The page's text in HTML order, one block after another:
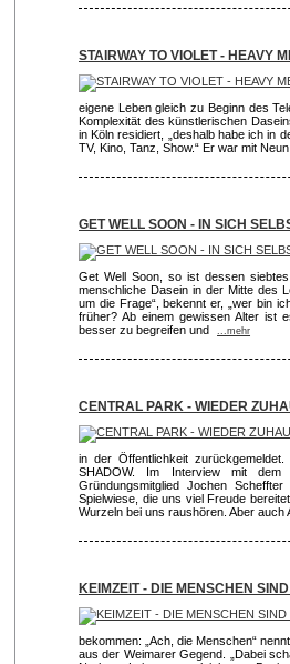
STAIRWAY TO VIOLET - HEAVY
eigene Leben gleich zu Beginn des
Komplexität des künstlerischen
in Köln residiert, „deshalb habe ich in
TV, Kino, Tanz, Show.“ Er war mit
GET WELL SOON - IN SICH
Get Well Soon, so ist dessen
menschliche Dasein in der Mitte des
um die Frage“, bekennt er, „wer bin
früher? Ab einem gewissen Alter ist
besser zu begreifen und
...mehr
CENTRAL PARK - WIEDER
in der Öffentlichkeit
SHADOW. Im Interview mit dem
Gründungsmitglied Jochen
Spielwiese, die uns viel Freude
Wurzeln bei uns raushören. Aber auch
KEIMZEIT - DIE MENSCHEN
bekommen: „Ach, die Menschen“
aus der Weimarer Gegend. „Dabei